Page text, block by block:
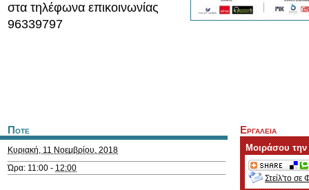
στα τηλέφωνα επικοινωνίας
96339797
Ποτε
Κυριακή, 11 Νοεμβρίου, 2018
Ώρα: 11:00 - 12:00
Εργαλεια
Μοιράσου
Στείλ'το σε